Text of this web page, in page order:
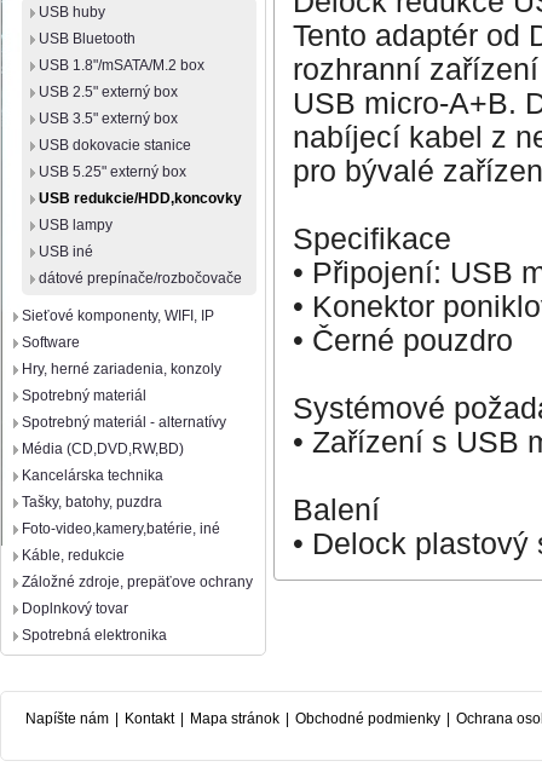
USB huby
USB Bluetooth
USB 1.8"/mSATA/M.2 box
USB 2.5" externý box
USB 3.5" externý box
USB dokovacie stanice
USB 5.25" externý box
USB redukcie/HDD,koncovky
USB lampy
USB iné
dátové prepínače/rozbočovače
Sieťové komponenty, WIFI, IP
Software
Hry, herné zariadenia, konzoly
Spotrebný materiál
Spotrebný materiál - alternatívy
Média (CD,DVD,RW,BD)
Kancelárska technika
Tašky, batohy, puzdra
Foto-video,kamery,batérie, iné
Káble, redukcie
Záložné zdroje, prepäťove ochrany
Doplnkový tovar
Spotrebná elektronika
Tento adaptér od
rozhranní
USB micro-A+B.
nabíjecí kabel z
pro bývalé
Specifikace
• Připojení: USB
• Konektor
• Černé pouzdro
Systémové
• Zařízení s USB
Balení
• Delock plastový
Napíšte nám Kontakt Mapa stránok Obchodné podmienky Ochrana